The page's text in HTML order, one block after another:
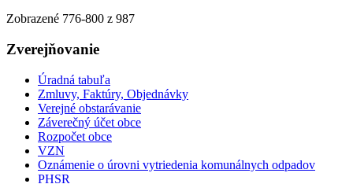
Zobrazené 776-800 z 987
Zverejňovanie
Úradná tabuľa
Zmluvy, Faktúry, Objednávky
Verejné obstarávanie
Záverečný účet obce
Rozpočet obce
VZN
Oznámenie o úrovni vytriedenia komunálnych odpadov
PHSR